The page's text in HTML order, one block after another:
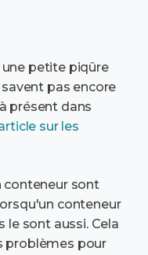
petite piqûre
pas encore
présent dans
sur les
conteneur sont
conteneur
le sont aussi. Cela
problèmes pour